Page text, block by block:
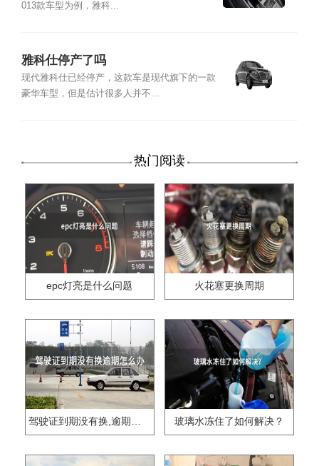
013款车型为例，雅科...
雅科仕停产了吗
现代雅科仕已经停产，这款车是现代旗下的一款
豪华车型，但是估计很多人并不...
热门阅读
epc灯亮是什么问题 火花塞更换周期
驾驶证到期没有换,逾期怎么办?? 玻璃水冻住了如何解决？